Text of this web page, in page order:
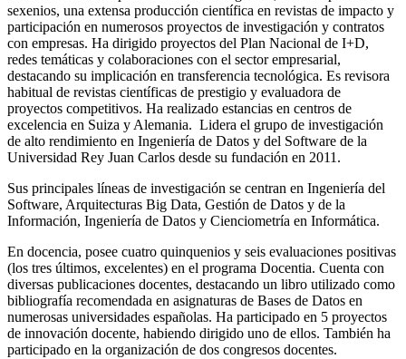
sexenios, una extensa producción científica en revistas de impacto y
participación en numerosos proyectos de investigación y contratos
con empresas. Ha dirigido proyectos del Plan Nacional de I+D,
redes temáticas y colaboraciones con el sector empresarial,
destacando su implicación en transferencia tecnológica. Es revisora
habitual de revistas científicas de prestigio y evaluadora de
proyectos competitivos. Ha realizado estancias en centros de
excelencia en Suiza y Alemania. Lidera el grupo de investigación
de alto rendimiento en Ingeniería de Datos y del Software de la
Universidad Rey Juan Carlos desde su fundación en 2011.
Sus principales líneas de investigación se centran en Ingeniería del
Software, Arquitecturas Big Data, Gestión de Datos y de la
Información, Ingeniería de Datos y Cienciometría en Informática.
En docencia, posee cuatro quinquenios y seis evaluaciones positivas
(los tres últimos, excelentes) en el programa Docentia. Cuenta con
diversas publicaciones docentes, destacando un libro utilizado como
bibliografía recomendada en asignaturas de Bases de Datos en
numerosas universidades españolas. Ha participado en 5 proyectos
de innovación docente, habiendo dirigido uno de ellos. También ha
participado en la organización de dos congresos docentes.